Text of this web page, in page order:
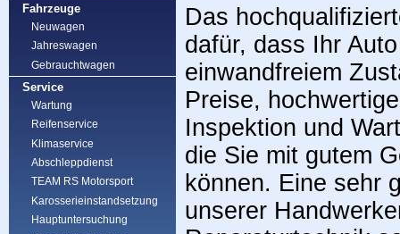
Fahrzeuge
Neuwagen
Jahreswagen
Gebrauchtwagen
Service
Wartung
Reifenservice
Klimaservice
Abschleppdienst
TEAM RS Motorsport
Karosserieinstandsetzung
Hauptuntersuchung
Das
dafür, dass Ihr
einwandfreiem
Preise,
Inspektion und
die Sie mit gutem
können. Eine sehr
unserer